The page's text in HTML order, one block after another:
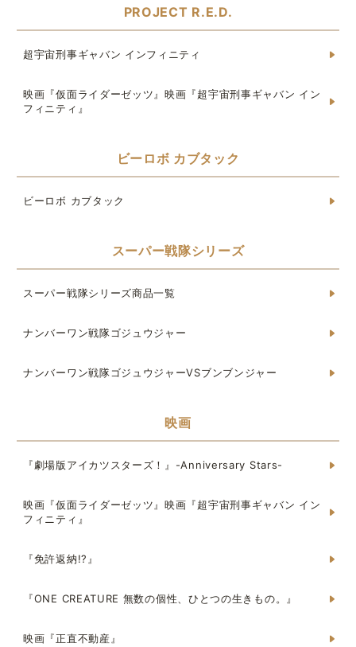
PROJECT R.E.D.
超宇宙刑事ギャバン インフィニティ
映画『仮面ライダーゼッツ』映画『超宇宙刑事ギャバン イン
フィニティ』
ビーロボ カブタック
ビーロボ カブタック
スーパー戦隊シリーズ
スーパー戦隊シリーズ商品一覧
ナンバーワン戦隊ゴジュウジャー
ナンバーワン戦隊ゴジュウジャーVSブンブンジャー
映画
『劇場版アイカツスターズ！』-Anniversary Stars-
映画『仮面ライダーゼッツ』映画『超宇宙刑事ギャバン イン
フィニティ』
『免許返納!?』
『ONE CREATURE 無数の個性、ひとつの生きもの。』
映画『正直不動産』